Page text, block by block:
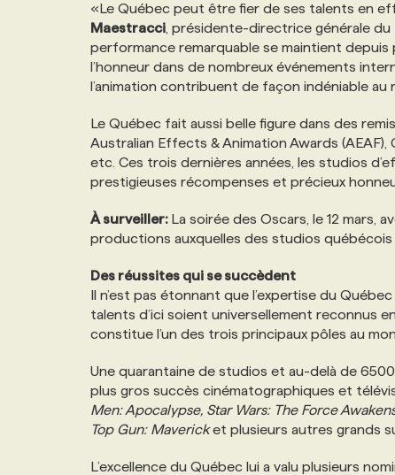
«Le Québec peut être fier de ses talents en
Maestracci , présidente-directrice générale du
performance remarquable se maintient
l’honneur dans de nombreux événements
l’animation contribuent de façon indéniable au
Le Québec fait aussi belle figure dans des
Australian Effects & Animation Awards (AEAF),
etc. Ces trois dernières années, les studios
prestigieuses récompenses et précieux
À surveiller: La soirée des Oscars, le 12 mars,
productions auxquelles des studios
Des réussites qui se succèdent
Il n’est pas étonnant que l’expertise du
talents d’ici soient universellement reconnus
constitue l’un des trois principaux pôles au
Une quarantaine de studios et au-delà de
plus gros succès cinématographiques et
Men: Apocalypse, Star Wars: The Force
Top Gun: Mavericket plusieurs autres grands
L’excellence du Québec lui a valu plusieurs